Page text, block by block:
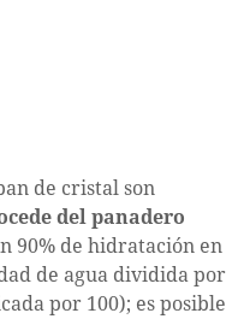
de cristal son
del panadero
90% de hidratación en
de agua dividida por
por 100); es posible